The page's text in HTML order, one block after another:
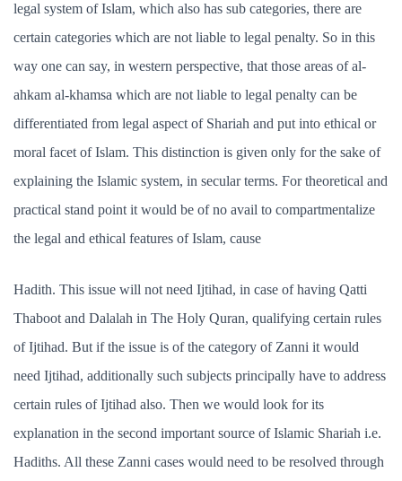
legal system of Islam, which also has sub categories, there are
certain categories which are not liable to legal penalty. So in this
way one can say, in western perspective, that those areas of al-
ahkam al-khamsa which are not liable to legal penalty can be
differentiated from legal aspect of Shariah and put into ethical or
moral facet of Islam. This distinction is given only for the sake of
explaining the Islamic system, in secular terms. For theoretical and
practical stand point it would be of no avail to compartmentalize
the legal and ethical features of Islam, cause
Hadith. This issue will not need Ijtihad, in case of having Qatti
Thaboot and Dalalah in The Holy Quran, qualifying certain rules
of Ijtihad. But if the issue is of the category of Zanni it would
need Ijtihad, additionally such subjects principally have to address
certain rules of Ijtihad also. Then we would look for its
explanation in the second important source of Islamic Shariah i.e.
Hadiths. All these Zanni cases would need to be resolved through